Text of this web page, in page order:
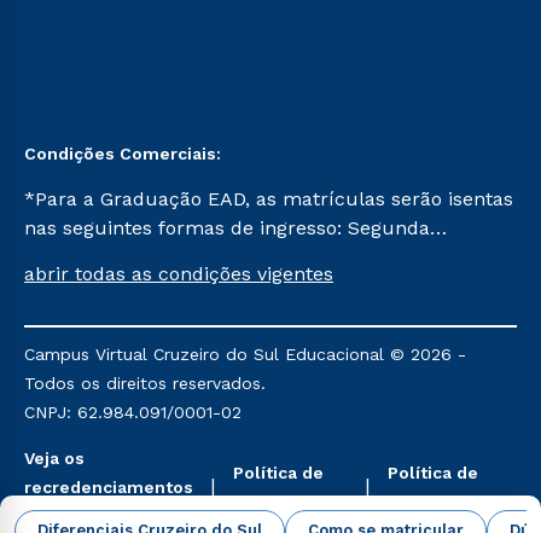
Condições Comerciais:
*Para a Graduação EAD, as matrículas serão isentas
nas seguintes formas de ingresso: Segunda
Já para as demais, a taxa de matrícula será de R$
mencionadas são referentes aos cursos: Ensino
Religioso, Geografia para a Docência e Metodologia
do Ensino de História: Questões Atuais.
abrir todas as condições vigentes
Campus Virtual Cruzeiro do Sul Educacional © 2026 -
Todos os direitos reservados.
CNPJ: 62.984.091/0001-02
Veja os
recredenciamentos
aqui
Política de
Privacidade
Política de
Cookies